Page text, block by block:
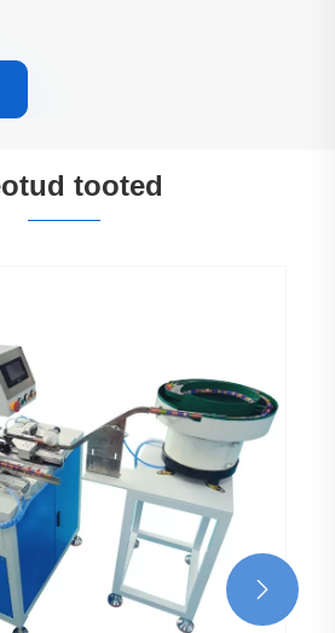
tooted
Golf Tees tampoontrüki
